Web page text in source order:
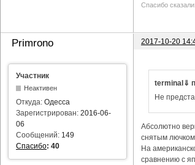
Спасибо сказали:
Primrono 2017-10-20
Участник
Неактивен
Откуда: Одесса
Зарегистрирован: 2016-06-
06
Сообщений: 149
Спасибо: 40
terminal⇓
Не
Абсолютно
снятым
На
сравнению с